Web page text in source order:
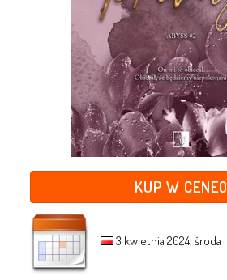
KUP W CENEO
3 kwietnia 2024, środa